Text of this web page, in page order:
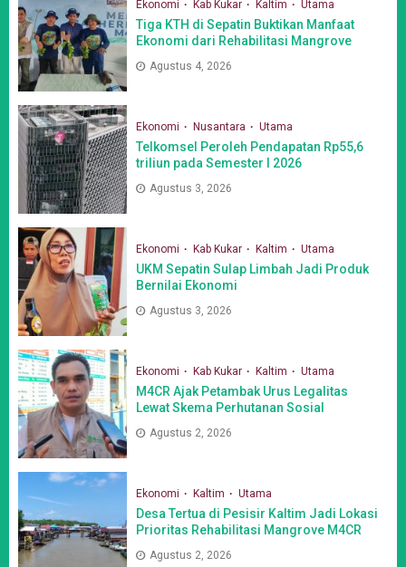
Ekonomi Kab Kukar Kaltim Utama
Tiga KTH di Sepatin Buktikan Manfaat
Ekonomi dari Rehabilitasi Mangrove
Agustus 4, 2026
Ekonomi Nusantara Utama
Telkomsel Peroleh Pendapatan Rp55,6
triliun pada Semester I 2026
Agustus 3, 2026
Ekonomi Kab Kukar Kaltim Utama
UKM Sepatin Sulap Limbah Jadi Produk
Bernilai Ekonomi
Agustus 3, 2026
Ekonomi Kab Kukar Kaltim Utama
M4CR Ajak Petambak Urus Legalitas
Lewat Skema Perhutanan Sosial
Agustus 2, 2026
Ekonomi Kaltim Utama
Desa Tertua di Pesisir Kaltim Jadi Lokasi
Prioritas Rehabilitasi Mangrove M4CR
Agustus 2, 2026